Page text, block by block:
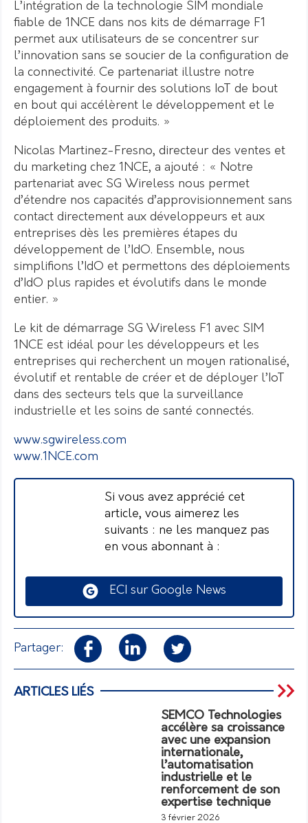
L’intégration de la technologie SIM mondiale
fiable de 1NCE dans nos kits de démarrage F1
permet aux utilisateurs de se concentrer sur
l’innovation sans se soucier de la configuration de
la connectivité. Ce partenariat illustre notre
engagement à fournir des solutions IoT de bout
en bout qui accélèrent le développement et le
déploiement des produits. »
Nicolas Martinez-Fresno, directeur des ventes et
du marketing chez 1NCE, a ajouté : « Notre
partenariat avec SG Wireless nous permet
d’étendre nos capacités d’approvisionnement sans
contact directement aux développeurs et aux
entreprises dès les premières étapes du
développement de l’IdO. Ensemble, nous
simplifions l’IdO et permettons des déploiements
d’IdO plus rapides et évolutifs dans le monde
entier. »
Le kit de démarrage SG Wireless F1 avec SIM
1NCE est idéal pour les développeurs et les
entreprises qui recherchent un moyen rationalisé,
évolutif et rentable de créer et de déployer l’IoT
dans des secteurs tels que la surveillance
industrielle et les soins de santé connectés.
www.sgwireless.com
www.1NCE.com
Si vous avez apprécié cet
article, vous aimerez les
suivants : ne les manquez pas
en vous abonnant à :
ECI sur Google News
Partager:
ARTICLES LIÉS
SEMCO Technologies
accélère sa croissance
avec une expansion
internationale,
l’automatisation
industrielle et le
renforcement de son
expertise technique
3 février 2026